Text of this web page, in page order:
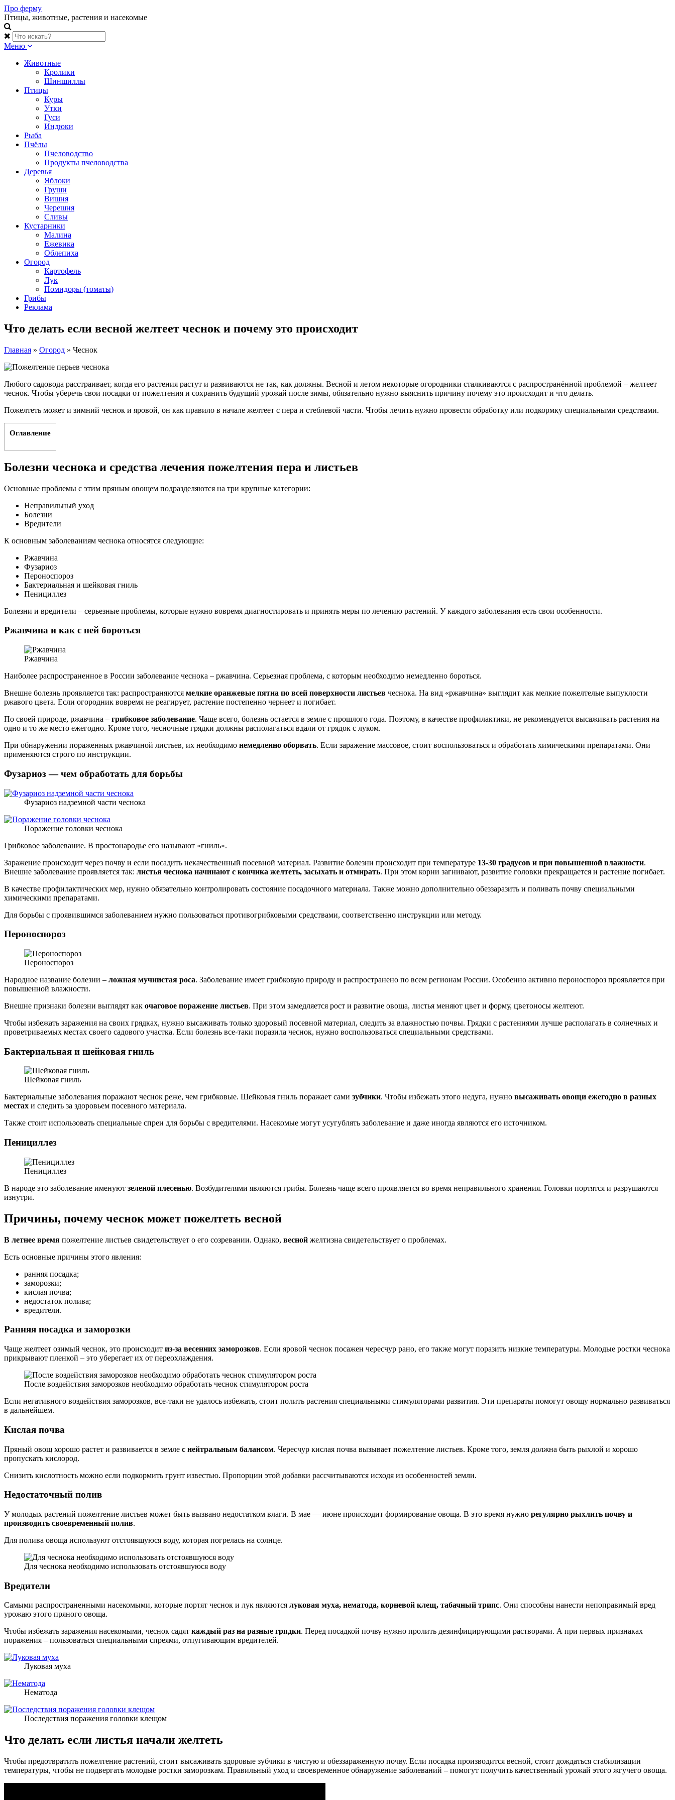
Skip
to
content
Про ферму
Птицы, животные, растения и насекомые
Меню
Животные
Кролики
Шиншиллы
Птицы
Куры
Утки
Гуси
Индюки
Рыба
Пчёлы
Пчеловодство
Продукты пчеловодства
Деревья
Яблоки
Груши
Вишня
Черешня
Сливы
Кустарники
Малина
Ежевика
Облепиха
Огород
Картофель
Лук
Помидоры (томаты)
Грибы
Реклама
Что делать если весной желтеет чеснок и почему это происходит
Главная » Огород » Чеснок
Любого садовода расстраивает, когда его растения растут и развиваются не так, как должны. Весной и летом некоторые огородники сталкиваются с распространённой проблемой – желтеет
чеснок. Чтобы уберечь свои посадки от пожелтения и сохранить будущий урожай после зимы, обязательно нужно выяснить причину почему это происходит и что делать.
Пожелтеть может и зимний чеснок и яровой, он как правило в начале желтеет с пера и стеблевой части. Чтобы лечить нужно провести обработку или подкормку специальными средствами.
Оглавление
Болезни чеснока и средства лечения пожелтения пера и листьев
Основные проблемы с этим пряным овощем подразделяются на три крупные категории:
Неправильный уход
Болезни
Вредители
К основным заболеваниям чеснока относятся следующие:
Ржавчина
Фузариоз
Пероноспороз
Бактериальная и шейковая гниль
Пенициллез
Болезни и вредители – серьезные проблемы, которые нужно вовремя диагностировать и принять меры по лечению растений. У каждого заболевания есть свои особенности.
Ржавчина и как с ней бороться
Ржавчина
Наиболее распространенное в России заболевание чеснока – ржавчина. Серьезная проблема, с которым необходимо немедленно бороться.
Внешне болезнь проявляется так: распространяются мелкие оранжевые пятна по всей поверхности листьев чеснока. На вид «ржавчина» выглядит как мелкие пожелтелые выпуклости
ржавого цвета. Если огородник вовремя не реагирует, растение постепенно чернеет и погибает.
По своей природе, ржавчина – грибковое заболевание. Чаще всего, болезнь остается в земле с прошлого года. Поэтому, в качестве профилактики, не рекомендуется высаживать растения на
одно и то же место ежегодно. Кроме того, чесночные грядки должны располагаться вдали от грядок с луком.
При обнаружении пораженных ржавчиной листьев, их необходимо немедленно оборвать. Если заражение массовое, стоит воспользоваться и обработать химическими препаратами. Они
применяются строго по инструкции.
Фузариоз — чем обработать для борьбы
Фузариоз надземной части чеснока
Поражение головки чеснока
Грибковое заболевание. В простонародье его называют «гниль».
Заражение происходит через почву и если посадить некачественный посевной материал. Развитие болезни происходит при температуре 13-30 градусов и при повышенной влажности.
Внешне заболевание проявляется так: листья чеснока начинают с кончика желтеть, засыхать и отмирать. При этом корни загнивают, развитие головки прекращается и растение погибает.
В качестве профилактических мер, нужно обязательно контролировать состояние посадочного материала. Также можно дополнительно обеззаразить и поливать почву специальными
химическими препаратами.
Для борьбы с проявившимся заболеванием нужно пользоваться противогрибковыми средствами, соответственно инструкции или методу.
Пероноспороз
Пероноспороз
Народное название болезни – ложная мучнистая роса. Заболевание имеет грибковую природу и распространено по всем регионам России. Особенно активно пероноспороз проявляется при
повышенной влажности.
Внешне признаки болезни выглядят как очаговое поражение листьев. При этом замедляется рост и развитие овоща, листья меняют цвет и форму, цветоносы желтеют.
Чтобы избежать заражения на своих грядках, нужно высаживать только здоровый посевной материал, следить за влажностью почвы. Грядки с растениями лучше располагать в солнечных и
проветриваемых местах своего садового участка. Если болезнь все-таки поразила чеснок, нужно воспользоваться специальными средствами.
Бактериальная и шейковая гниль
Шейковая гниль
Бактериальные заболевания поражают чеснок реже, чем грибковые. Шейковая гниль поражает сами зубчики. Чтобы избежать этого недуга, нужно высаживать овощи ежегодно в разных
местах и следить за здоровьем посевного материала.
Также стоит использовать специальные спреи для борьбы с вредителями. Насекомые могут усугублять заболевание и даже иногда являются его источником.
Пенициллез
Пенициллез
В народе это заболевание именуют зеленой плесенью. Возбудителями являются грибы. Болезнь чаще всего проявляется во время неправильного хранения. Головки портятся и разрушаются
изнутри.
Причины, почему чеснок может пожелтеть весной
В летнее время пожелтение листьев свидетельствует о его созревании. Однако, весной желтизна свидетельствует о проблемах.
Есть основные причины этого явления:
ранняя посадка;
заморозки;
кислая почва;
недостаток полива;
вредители.
Ранняя посадка и заморозки
Чаще желтеет озимый чеснок, это происходит из-за весенних заморозков. Если яровой чеснок посажен чересчур рано, его также могут поразить низкие температуры. Молодые ростки чеснока
прикрывают пленкой – это уберегает их от переохлаждения.
После воздействия заморозков необходимо обработать чеснок стимулятором роста
Если негативного воздействия заморозков, все-таки не удалось избежать, стоит полить растения специальными стимуляторами развития. Эти препараты помогут овощу нормально развиваться
в дальнейшем.
Кислая почва
Пряный овощ хорошо растет и развивается в земле с нейтральным балансом. Чересчур кислая почва вызывает пожелтение листьев. Кроме того, земля должна быть рыхлой и хорошо
пропускать кислород.
Снизить кислотность можно если подкормить грунт известью. Пропорции этой добавки рассчитываются исходя из особенностей земли.
Недостаточный полив
У молодых растений пожелтение листьев может быть вызвано недостатком влаги. В мае — июне происходит формирование овоща. В это время нужно регулярно рыхлить почву и
производить своевременный полив.
Для полива овоща используют отстоявшуюся воду, которая погрелась на солнце.
Для чеснока необходимо использовать отстоявшуюся воду
Вредители
Самыми распространенными насекомыми, которые портят чеснок и лук являются луковая муха, нематода, корневой клещ, табачный трипс. Они способны нанести непоправимый вред
урожаю этого пряного овоща.
Чтобы избежать заражения насекомыми, чеснок садят каждый раз на разные грядки. Перед посадкой почву нужно пролить дезинфицирующими растворами. А при первых признаках
поражения – пользоваться специальными спреями, отпугивающим вредителей.
Луковая муха
Нематода
Последствия поражения головки клещом
Что делать если листья начали желтеть
Чтобы предотвратить пожелтение растений, стоит высаживать здоровые зубчики в чистую и обеззараженную почву. Если посадка производится весной, стоит дождаться стабилизации
температуры, чтобы не подвергать молодые ростки заморозкам. Правильный уход и своевременное обнаружение заболеваний – помогут получить качественный урожай этого жгучего овоща.